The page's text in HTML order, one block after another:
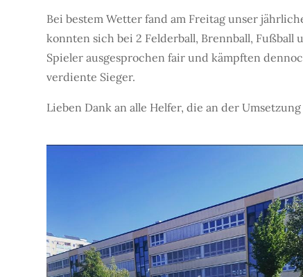
Bei bestem Wetter fand am Freitag unser
konnten sich bei 2 Felderball, Brennball,
Spieler ausgesprochen fair und kämpften
verdiente Sieger.
Lieben Dank an alle Helfer, die an der